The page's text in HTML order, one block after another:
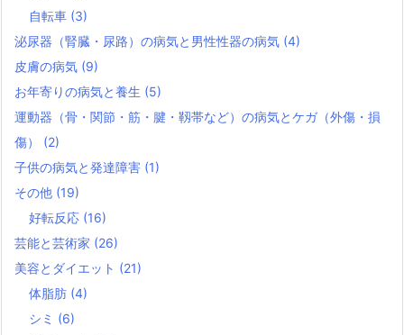
自転車 (3)
泌尿器（腎臓・尿路）の病気と男性性器の病気 (4)
皮膚の病気 (9)
お年寄りの病気と養生 (5)
運動器（骨・関節・筋・腱・靱帯など）の病気とケガ（外傷・損
傷） (2)
子供の病気と発達障害 (1)
その他 (19)
好転反応 (16)
芸能と芸術家 (26)
美容とダイエット (21)
体脂肪 (4)
シミ (6)